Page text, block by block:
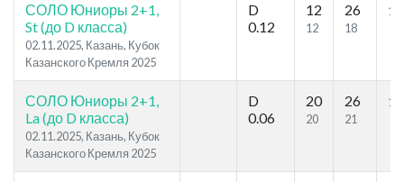
СОЛО Юниоры 2+1,
St (до D класса)
02.11.2025, Казань, Кубок
Казанского Кремля 2025
D
0.12
12
12
26
18
СОЛО Юниоры 2+1,
La (до D класса)
02.11.2025, Казань, Кубок
Казанского Кремля 2025
D
0.06
20
20
26
21